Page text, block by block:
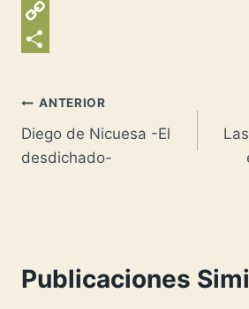
o
o
t
e
s
t
a
p
p
m
a
n
W
L
i
E
m
l
C
y
L
m
p
i
r
Navegación
de
ANTERIOR
Diego de Nicuesa -El
desdichado-
Publicaciones